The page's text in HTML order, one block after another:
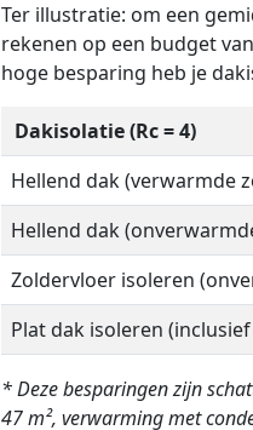
Ter illustratie: om een
rekenen op een budget
hoge besparing heb je
Dakisolatie (Rc = 4)
Hellend dak (verwarmde
Hellend dak
Zoldervloer isoleren
Plat dak isoleren
* Deze besparingen zijn
47 m², verwarming met